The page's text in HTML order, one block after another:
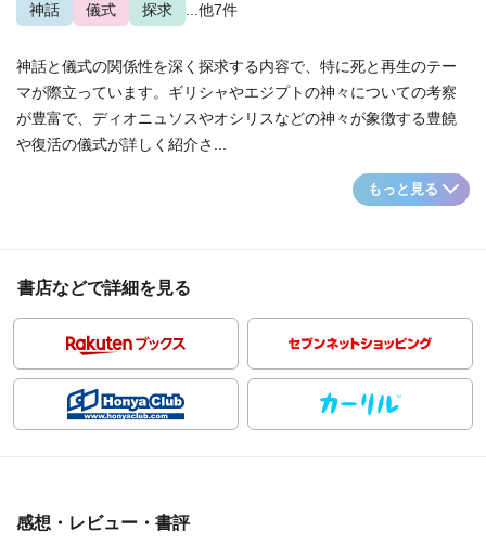
神話 儀式 探求 ...他7件
神話と儀式の関係性を深く探求する内容で、特に死と再生のテー
マが際立っています。ギリシャやエジプトの神々についての考察
が豊富で、ディオニュソスやオシリスなどの神々が象徴する豊饒
や復活の儀式が詳しく紹介さ...
もっと見る
書店などで詳細を見る
感想・レビュー・書評